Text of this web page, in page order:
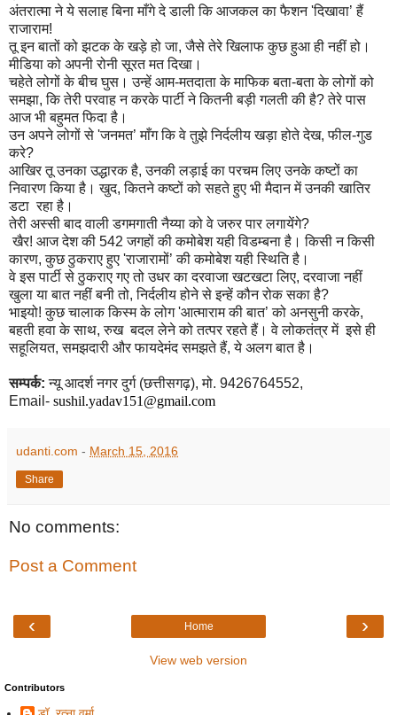
अंतरात्मा ने ये सलाह बिना माँगे दे डाली कि आजकल का फैशन'दिखावा’हैं
राजाराम!
तू इन बातों को झटक के खड़े हो जा,जैसे तेरे खिलाफ कुछ हुआ ही नहीं हो।
मीडिया को अपनी रोनी सूरत मत दिखा।
चहेते लोगों के बीच घुस। उन्हें आम-मतदाता के माफिक बता-बता के लोगों को
समझा,कि तेरी परवाह न करके पार्टी ने कितनी बड़ी गलती की है?तेरे पास
आज भी बहुमत फिदा है।
उन अपने लोगों से 'जनमत’माँग कि वे तुझे निर्दलीय खड़ा होते देख,फील-गुड
करे?
आखिर तू उनका उद्धारक है,उनकी लड़ाई का परचम लिए उनके कष्टों का
निवारण किया है। खुद,कितने कष्टों को सहते हुए भी मैदान में उनकी खातिर
डटा रहा है।
तेरी अस्सी बाद वाली डगमगाती नैय्या को वे जरुर पार लगायेंगे?
खैर! आज देश की 542 जगहों की कमोबेश यही विडम्बना है। किसी न किसी
कारण,कुछ ठुकराए हुए 'राजारामों’की कमोबेश यही स्थिति है।
वे इस पार्टी से ठुकराए गए तो उधर का दरवाजा खटखटा लिए,दरवाजा नहीं
खुला या बात नहीं बनी तो,निर्दलीय होने से इन्हें कौन रोक सका है?
भाइयो! कुछ चालाक किस्म के लोग'आत्माराम की बात’को अनसुनी करके,
बहती हवा के साथ,रुख बदल लेने को तत्पर रहते हैं। वे लोकतंत्र में इसे ही
सहूलियत,समझदारी और फायदेमंद समझते हैं,ये अलग बात है।
सम्पर्क: न्यू आदर्श नगर दुर्ग (छत्तीसगढ़),मो. 9426764552,
Email- sushil.yadav151 @gmail.com
udanti.com - March 15, 2016
Share
No comments:
Post a Comment
‹ ›
Home
View web version
Contributors